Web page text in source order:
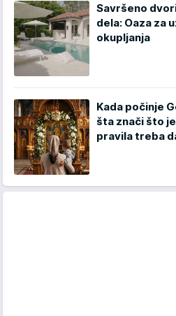
Savršeno
dela: Oaza za
okupljanja
Kada počinje
šta znači što
pravila treba